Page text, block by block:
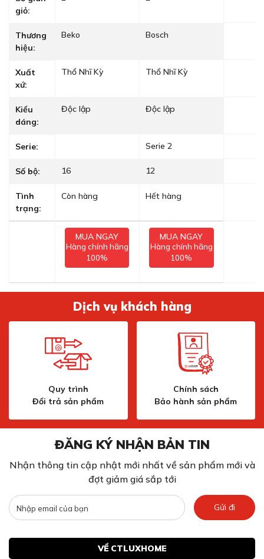
giỏ:
Thương
hiệu:
Beko Bosch
Xuất
xứ:
Thổ Nhĩ Kỳ Thổ Nhĩ Kỳ
Kiểu
dáng:
Độc lập Độc lập
Serie: Serie 2
Số bộ: 16 12
Tình
trạng:
Còn hàng Hết hàng
MUA NGAY
Hàng chính hãng
100%
MUA NGAY
Hàng chính hãng
100%
Dịch vụ khách hàng
Quy trình
Đổi trả sản phẩm
Chính sách
Bảo hành sản phẩm
ĐĂNG KÝ NHẬN BẢN TIN
Nhận thông tin cập nhật mới nhất về sản phẩm mới và
đợt giảm giá sắp tới
Gửi đi
VỀ CTLUXHOME